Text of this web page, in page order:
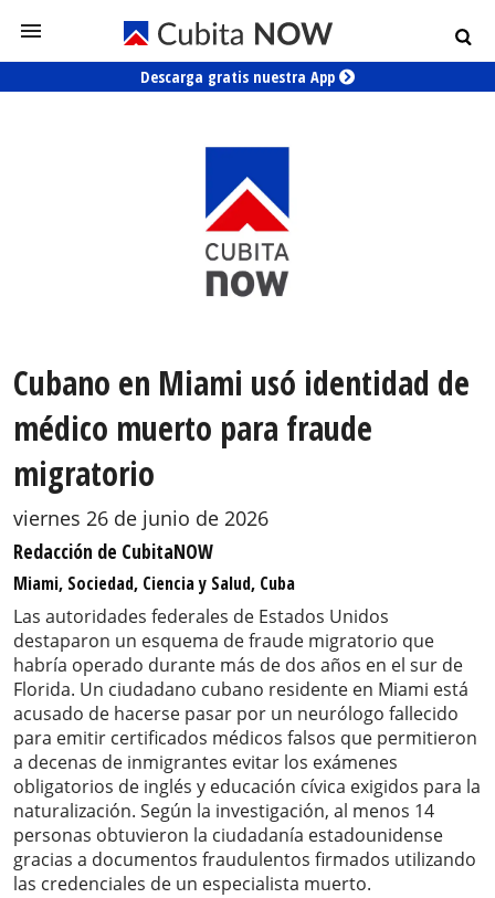
Descarga gratis nuestra App
Cubano en Miami usó identidad de
médico muerto para fraude
migratorio
viernes 26 de junio de 2026
Redacción de CubitaNOW
Miami, Sociedad, Ciencia y Salud, Cuba
Las autoridades federales de Estados Unidos
destaparon un esquema de fraude migratorio que
habría operado durante más de dos años en el sur de
Florida. Un ciudadano cubano residente en Miami está
acusado de hacerse pasar por un neurólogo fallecido
para emitir certificados médicos falsos que permitieron
a decenas de inmigrantes evitar los exámenes
obligatorios de inglés y educación cívica exigidos para la
naturalización. Según la investigación, al menos 14
personas obtuvieron la ciudadanía estadounidense
gracias a documentos fraudulentos firmados utilizando
las credenciales de un especialista muerto.